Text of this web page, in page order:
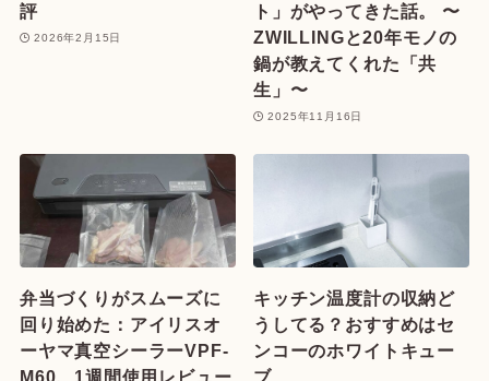
評
2026年2月15日
ト」がやってきた話。 〜
ZWILLINGと20年モノの
鍋が教えてくれた「共
生」〜
2025年11月16日
弁当づくりがスムーズに
回り始めた：アイリスオ
ーヤマ真空シーラーVPF-
M60、1週間使用レビュー
キッチン温度計の収納ど
うしてる？おすすめはセ
ンコーのホワイトキュー
ブ